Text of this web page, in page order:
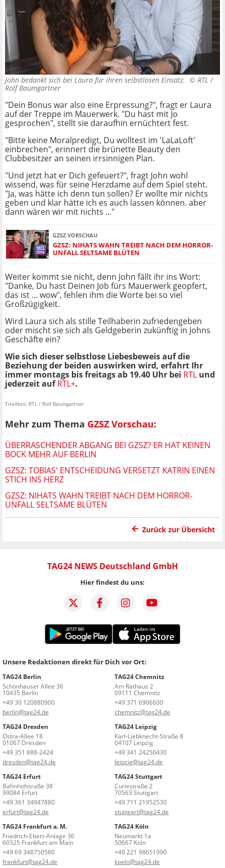
John bedankt sich bei Laura für ihren selbstlosen Einsatz. © RTL /
Rolf Baumgartner
"Dein Bonus war also eine Erpressung?", fragt er Laura
auf der Treppe im Mauerwerk. "Du hast mit Jo
gesprochen", stellt sie daraufhin ernüchtert fest.
"Bitte keine Moralpredigt, Du wolltest im 'LaLaLoft'
einbrechen", erinnert die brünette Beauty den
Clubbesitzer an seinen irrsinnigen Plan.
"Und jetzt hat er Dich gefeuert?", fragt John wohl
wissend, was für seine Herzdame auf dem Spiel steht.
"Ja, was hätte ich denn tun sollen? Er wollte mir nichts
geben und klar hätte ich es auch lassen können. aber
dann wären wir mit nichts ..."
GZSZ VORSCHAU
GZSZ: NIHATS WAHN TREIBT NACH DEM HORROR-
UNFALL SELTSAME BLÜTEN
Weiter kommt sie nicht, denn John fällt ihr ins Wort:
"Danke, Du hast Deinen Job fürs Mauerwerk geopfert,
das ist ... wow", fehlen ihm die Worte bei so viel
Großzügigkeit.
Wird Laura sich als stille Teilhaberin zufriedengeben
oder mischt sie sich als Geldgeberin zukünftig in Johns
Geschäfte ein?
Wie sich dieser selbstlose Liebesbeweis auf die
Beziehung der beiden auswirken wird, erfahrt Ihr
immer montags bis freitags ab 19.40 Uhr bei RTL und
jederzeit aufRTL+.
Titelfoto: RTL / Rolf Baumgartner
Mehr zum Thema GZSZ Vorschau:
ÜBERRASCHENDER ABGANG BEI GZSZ? ER HAT KEINEN
BOCK MEHR AUF BERLIN
GZSZ: TOBIAS' ENTSCHEIDUNG VERSETZT KATRIN EINEN
STICH INS HERZ
GZSZ: NIHATS WAHN TREIBT NACH DEM HORROR-
UNFALL SELTSAME BLÜTEN
Zurück zur Übersicht
TAG24 NEWS Deutschland GmbH
Hier findest du uns:
Unsere Redaktionen direkt für Dich vor Ort:
TAG24 Berlin
Schönhauser Allee 36
10435 Berlin
+49 30 120880900
berlin@tag24.de
TAG24 Chemnitz
Am Rathaus 2
09111 Chemnitz
+49 371 6906600
chemnitz@tag24.de
TAG24 Dresden
Ostra-Allee 18
01067 Dresden
+49 351 888-2424
dresden@tag24.de
TAG24 Leipzig
Karl-Liebknecht-Straße 8
04107 Leipzig
+49 341 24250430
leipzig@tag24.de
TAG24 Erfurt
Bahnhofstraße 38
99084 Erfurt
+49 361 34947880
erfurt@tag24.de
TAG24 Stuttgart
Curiestraße 2
70563 Stuttgart
+49 711 21952530
stuttgart@tag24.de
TAG24 Frankfurt a. M.
Friedrich-Ebert-Anlage 36
60325 Frankfurt am Main
+49 69 348750580
frankfurt@tag24.de
TAG24 Köln
Neumarkt 1a
50667 Köln
+49 221 98651990
koeln@tag24.de